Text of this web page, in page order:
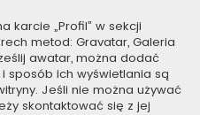
karcie „Profil” w sekcji
metod: Gravatar, Galeria
awatar, można dodać
sposób ich wyświetlania są
Jeśli nie można używać
skontaktować się z jej